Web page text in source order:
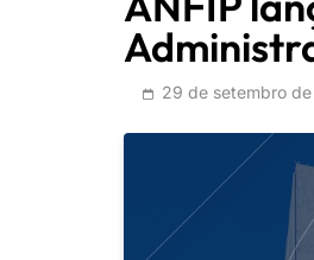
29 de setembro